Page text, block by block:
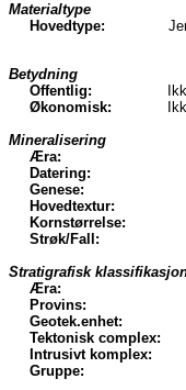
Materialtype
Hovedtype:
Betydning
Offentlig:
Økonomisk:
Mineralisering
Æra:
Datering:
Genese:
Hovedtextur:
Kornstørrelse:
Strøk/Fall:
Stratigrafisk
Æra:
Provins:
Geotek.enhet:
Tektonisk complex:
Intrusivt komplex:
Gruppe: